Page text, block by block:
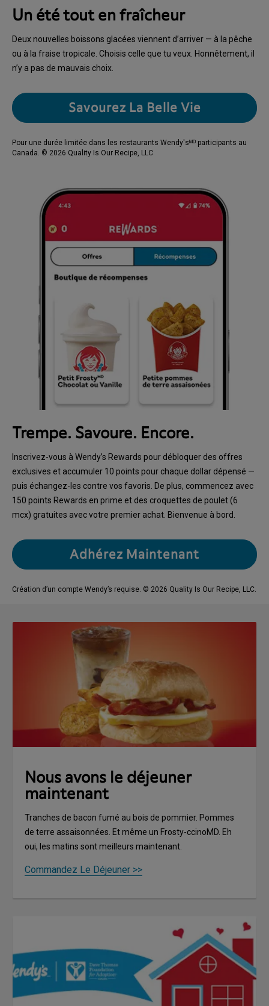
Un été tout en fraîcheur
Deux nouvelles boissons glacées viennent d’arriver — à la pêche
ou à la fraise tropicale. Choisis celle que tu veux. Honnêtement, il
n’y a pas de mauvais choix.
Savourez La Belle Vie
Pour une durée limitée dans les restaurants Wendy'sᴹᴰ participants au
Canada. © 2026 Quality Is Our Recipe, LLC
Trempe. Savoure. Encore.
Inscrivez-vous à Wendy’s Rewards pour débloquer des offres
exclusives et accumuler 10 points pour chaque dollar dépensé —
puis échangez-les contre vos favoris. De plus, commencez avec
150 points Rewards en prime et des croquettes de poulet (6
mcx) gratuites avec votre premier achat. Bienvenue à bord.
Adhérez Maintenant
Création d’un compte Wendy’s requise. © 2026 Quality Is Our Recipe, LLC.
Nous avons le déjeuner
maintenant
Tranches de bacon fumé au bois de pommier. Pommes
de terre assaisonnées. Et même un Frosty-ccinoMD. Eh
oui, les matins sont meilleurs maintenant.
Commandez Le Déjeuner >>